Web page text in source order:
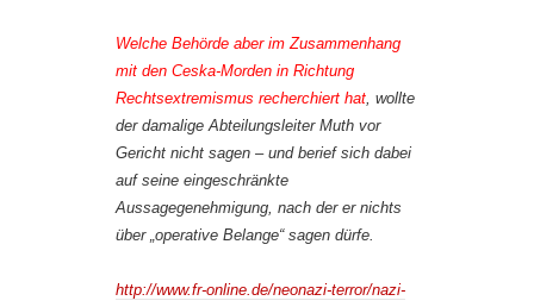
Welche Behörde aber im Zusammenhang
mit den Ceska-Morden in Richtung
Rechtsextremismus recherchiert hat, wollte
der damalige Abteilungsleiter Muth vor
Gericht nicht sagen – und berief sich dabei
auf seine eingeschränkte
Aussagegenehmigung, nach der er nichts
über „operative Belange“ sagen dürfe.
http://www.fr-online.de/neonazi-terror/nazi-